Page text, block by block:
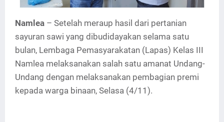
Namlea – Setelah meraup hasil dari pertanian
sayuran sawi yang dibudidayakan selama satu
bulan, Lembaga Pemasyarakatan (Lapas) Kelas III
Namlea melaksanakan salah satu amanat Undang-
Undang dengan melaksanakan pembagian premi
kepada warga binaan, Selasa (4/11).